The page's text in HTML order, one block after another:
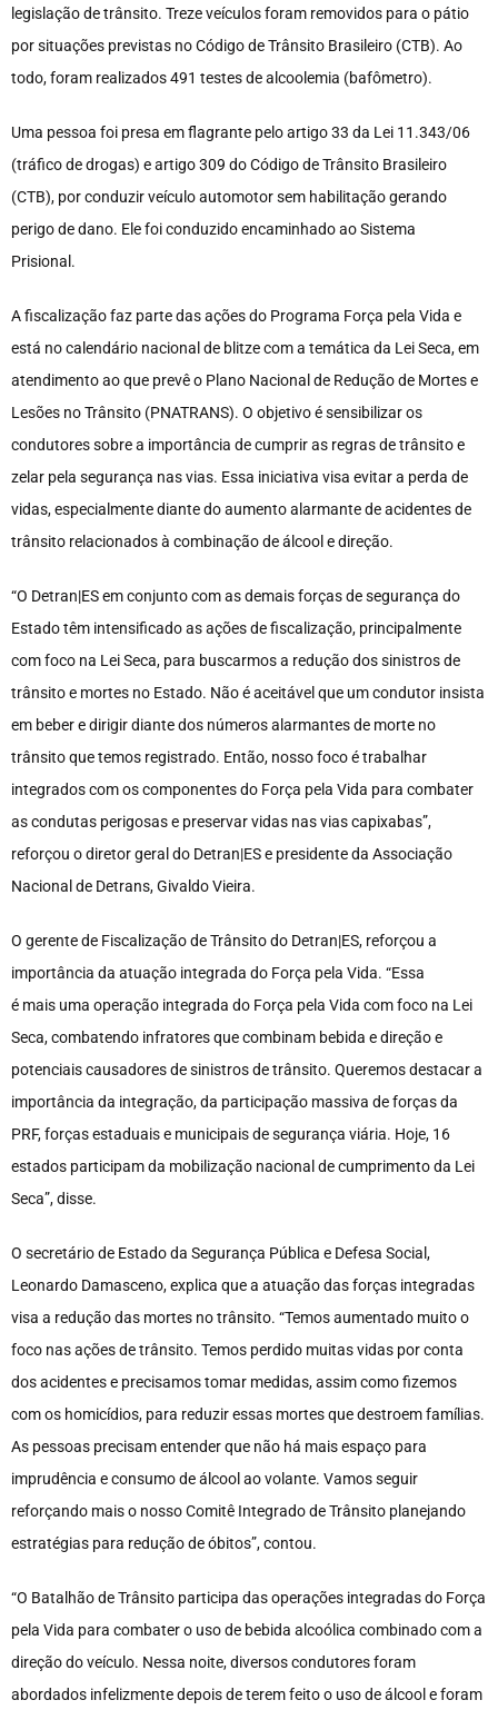
legislação de trânsito. Treze veículos foram removidos para o pátio
por situações previstas no Código de Trânsito Brasileiro (CTB). Ao
todo, foram realizados 491 testes de alcoolemia (bafômetro).
Uma pessoa foi presa em flagrante pelo artigo 33 da Lei 11.343/06
(tráfico de drogas) e artigo 309 do Código de Trânsito Brasileiro
(CTB), por conduzir veículo automotor sem habilitação gerando
perigo de dano. Ele foi conduzido encaminhado ao Sistema
Prisional.
A fiscalização faz parte das ações do Programa Força pela Vida e
está no calendário nacional de blitze com a temática da Lei Seca, em
atendimento ao que prevê o Plano Nacional de Redução de Mortes e
Lesões no Trânsito (PNATRANS). O objetivo é sensibilizar os
condutores sobre a importância de cumprir as regras de trânsito e
zelar pela segurança nas vias. Essa iniciativa visa evitar a perda de
vidas, especialmente diante do aumento alarmante de acidentes de
trânsito relacionados à combinação de álcool e direção.
“O Detran|ES em conjunto com as demais forças de segurança do
Estado têm intensificado as ações de fiscalização, principalmente
com foco na Lei Seca, para buscarmos a redução dos sinistros de
trânsito e mortes no Estado. Não é aceitável que um condutor insista
em beber e dirigir diante dos números alarmantes de morte no
trânsito que temos registrado. Então, nosso foco é trabalhar
integrados com os componentes do Força pela Vida para combater
as condutas perigosas e preservar vidas nas vias capixabas”,
reforçou o diretor geral do Detran|ES e presidente da Associação
Nacional de Detrans, Givaldo Vieira.
O gerente de Fiscalização de Trânsito do Detran|ES, reforçou a
importância da atuação integrada do Força pela Vida. “Essa
é mais uma operação integrada do Força pela Vida com foco na Lei
Seca, combatendo infratores que combinam bebida e direção e
potenciais causadores de sinistros de trânsito. Queremos destacar a
importância da integração, da participação massiva de forças da
PRF, forças estaduais e municipais de segurança viária. Hoje, 16
estados participam da mobilização nacional de cumprimento da Lei
Seca”, disse.
O secretário de Estado da Segurança Pública e Defesa Social,
Leonardo Damasceno, explica que a atuação das forças integradas
visa a redução das mortes no trânsito. “Temos aumentado muito o
foco nas ações de trânsito. Temos perdido muitas vidas por conta
dos acidentes e precisamos tomar medidas, assim como fizemos
com os homicídios, para reduzir essas mortes que destroem famílias.
As pessoas precisam entender que não há mais espaço para
imprudência e consumo de álcool ao volante. Vamos seguir
reforçando mais o nosso Comitê Integrado de Trânsito planejando
estratégias para redução de óbitos”, contou.
“O Batalhão de Trânsito participa das operações integradas do Força
pela Vida para combater o uso de bebida alcoólica combinado com a
direção do veículo. Nessa noite, diversos condutores foram
abordados infelizmente depois de terem feito o uso de álcool e foram